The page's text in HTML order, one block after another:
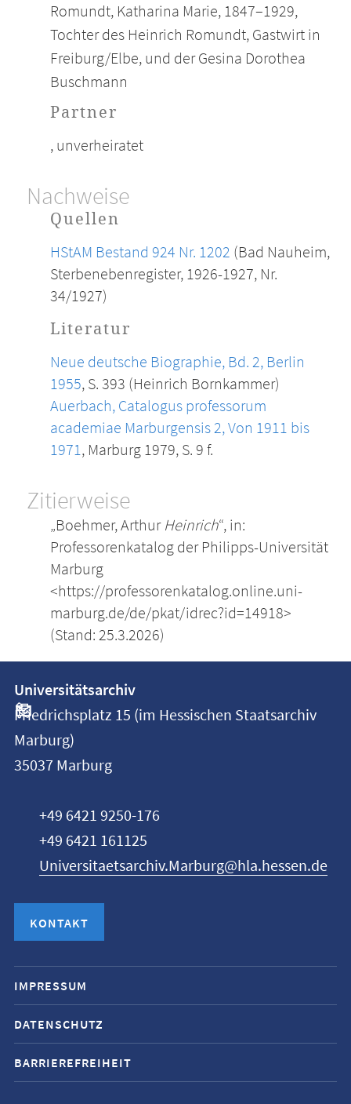
Romundt, Katharina Marie, 1847–1929,
Tochter des Heinrich Romundt, Gastwirt in
Freiburg/Elbe, und der Gesina Dorothea
Buschmann
Partner
, unverheiratet
Nachweise
Quellen
HStAM Bestand 924 Nr. 1202 (Bad Nauheim,
Sterbenebenregister, 1926-1927, Nr.
34/1927)
Literatur
Neue deutsche Biographie, Bd. 2, Berlin
1955, S. 393 (Heinrich Bornkammer)
Auerbach, Catalogus professorum
academiae Marburgensis 2, Von 1911 bis
1971, Marburg 1979, S. 9 f.
Zitierweise
„Boehmer, Arthur Heinrich“, in:
Professorenkatalog der Philipps-Universität
Marburg
<https://professorenkatalog.online.uni-
marburg.de/de/pkat/idrec?id=14918>
(Stand: 25.3.2026)
Kontakt
und
Informationen
zur
Website
der
Universität
Marburg
Universitätsarchiv
Friedrichsplatz 15 (im Hessischen Staatsarchiv
Marburg)
35037 Marburg
+49 6421 9250-176
+49 6421 161125
Universitaetsarchiv.Marburg@hla.hessen.de
KONTAKT
Mobile-
Service-
Navigation
und
Social
IMPRESSUM
DATENSCHUTZ
BARRIEREFREIHEIT